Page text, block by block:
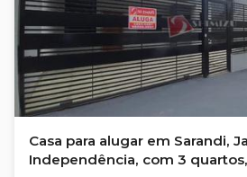
Casa para alugar em Sarandi,
Independência, com 3